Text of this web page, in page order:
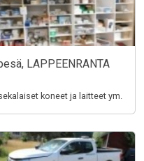
LAPPEENRANTA
koneet ja laitteet ym.